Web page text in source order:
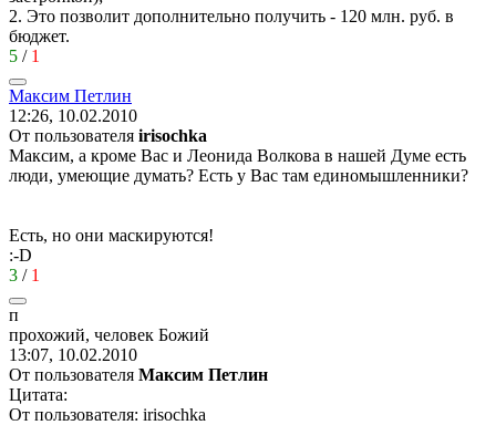
2. Это позволит дополнительно получить - 120 млн. руб. в
бюджет.
5 / 1
Максим Петлин
12:26, 10.02.2010
От пользователя irisochka
Максим, а кроме Вас и Леонида Волкова в нашей Думе есть
люди, умеющие думать? Есть у Вас там единомышленники?
Есть, но они маскируются!
:-D
3 / 1
п
прохожий, человек Божий
13:07, 10.02.2010
От пользователя Максим Петлин
Цитата:
От пользователя: irisochka